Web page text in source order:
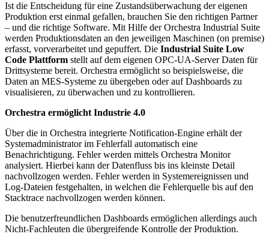
Ist die Entscheidung für eine Zustandsüberwachung der eigenen
Produktion erst einmal gefallen, brauchen Sie den richtigen Partner
– und die richtige Software. Mit Hilfe der Orchestra Industrial Suite
werden Produktionsdaten an den jeweiligen Maschinen (on premise)
erfasst, vorverarbeitet und gepuffert. Die Industrial Suite Low
Code Plattform stellt auf dem eigenen OPC-UA-Server Daten für
Drittsysteme bereit. Orchestra ermöglicht so beispielsweise, die
Daten an MES-Systeme zu übergeben oder auf Dashboards zu
visualisieren, zu überwachen und zu kontrollieren.
Orchestra ermöglicht Industrie 4.0
Über die in Orchestra integrierte Notification-Engine erhält der
Systemadministrator im Fehlerfall automatisch eine
Benachrichtigung. Fehler werden mittels Orchestra Monitor
analysiert. Hierbei kann der Datenfluss bis ins kleinste Detail
nachvollzogen werden. Fehler werden in Systemereignissen und
Log-Dateien festgehalten, in welchen die Fehlerquelle bis auf den
Stacktrace nachvollzogen werden können.
Die benutzerfreundlichen Dashboards ermöglichen allerdings auch
Nicht-Fachleuten die übergreifende Kontrolle der Produktion.